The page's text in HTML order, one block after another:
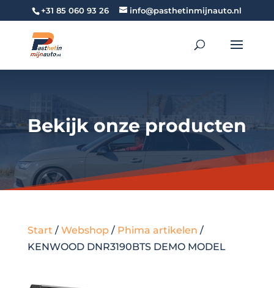
+31 85 060 93 26 info@pasthetinmijnauto.nl
Bekijk onze producten
Start / Webshop/ Phima artikelen /
KENWOOD DNR3190BTS DEMO MODEL